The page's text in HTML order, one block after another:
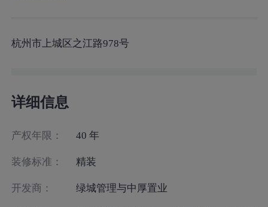
杭州市上城区之江路978号
详细信息
产权年限： 40 年
装修标准： 精装
开发商： 绿城管理与中厚置业